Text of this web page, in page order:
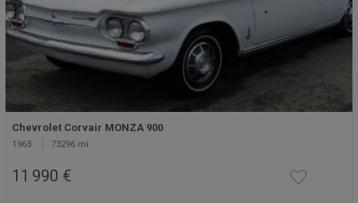
Chevrolet Corvair MONZA 900
1963 73296 mi
11 990 €